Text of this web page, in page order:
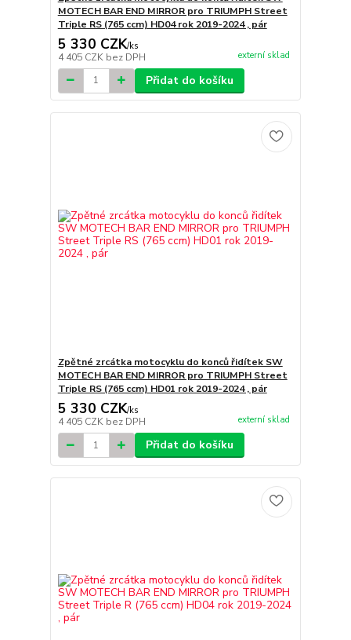
MOTECH BAR END MIRROR pro TRIUMPH Street
Triple RS (765 ccm) HD04 rok 2019-2024 , pár
5 330 CZK/ks
4 405 CZK bez DPH externí sklad
Přidat do košíku
Zpětné zrcátka motocyklu do konců řidítek SW
MOTECH BAR END MIRROR pro TRIUMPH Street
Triple RS (765 ccm) HD01 rok 2019-2024 , pár
5 330 CZK/ks
4 405 CZK bez DPH externí sklad
Přidat do košíku